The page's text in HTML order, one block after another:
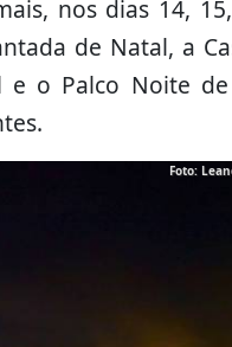
nos dias 14,
de Natal, a
e o Palco Noite
Foto: